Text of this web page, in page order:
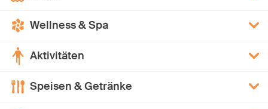
Wellness & Spa
Aktivitäten
Speisen & Getränke